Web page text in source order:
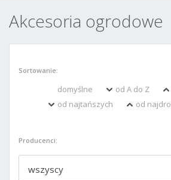
Akcesoria ogrodowe
Sortowanie:
domyślne od A do Z
od najtańszych
od
Producenci:
wszyscy